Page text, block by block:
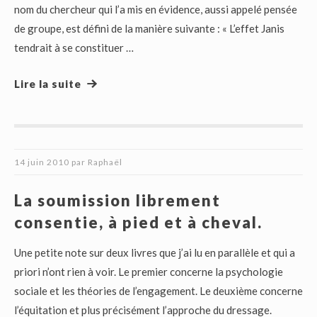
nom du chercheur qui l’a mis en évidence, aussi appelé pensée
de groupe, est défini de la manière suivante : « L’effet Janis
tendrait à se constituer …
Lire la suite
14 juin 2010 par Raphaël
La soumission librement
consentie, à pied et à cheval.
Une petite note sur deux livres que j’ai lu en parallèle et qui a
priori n’ont rien à voir. Le premier concerne la psychologie
sociale et les théories de l’engagement. Le deuxième concerne
l’équitation et plus précisément l’approche du dressage.